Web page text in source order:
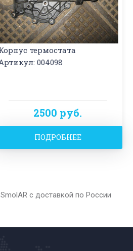
термостата
004098
2500 руб.
ПОДРОБНЕЕ
с доставкой по России